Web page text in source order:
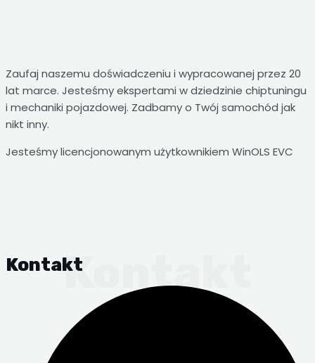
Zaufaj naszemu doświadczeniu i wypracowanej przez 20
lat marce. Jesteśmy ekspertami w dziedzinie chiptuningu
i mechaniki pojazdowej. Zadbamy o Twój samochód jak
nikt inny.
Jesteśmy licencjonowanym użytkownikiem WinOLS EVC
Kontakt